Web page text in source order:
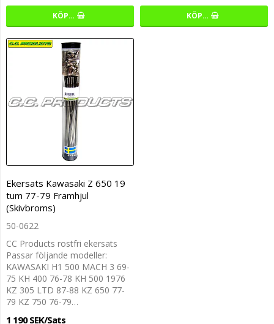
KÖP… KÖP…
Ekersats Kawasaki Z 650 19
tum 77-79 Framhjul
(Skivbroms)
50-0622
CC Products rostfri ekersats
Passar följande modeller:
KAWASAKI H1 500 MACH 3 69-
75 KH 400 76-78 KH 500 1976
KZ 305 LTD 87-88 KZ 650 77-
79 KZ 750 76-79…
1 190 SEK/Sats